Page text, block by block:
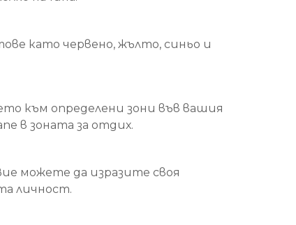
като червено, жълто, синьо и
към определени зони във вашия
в зоната за отдих.
можете да изразите своя
личност.